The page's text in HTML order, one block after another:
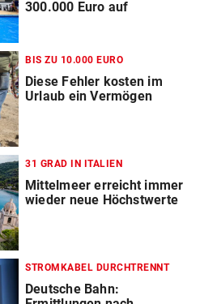
300.000 Euro auf
BIS ZU 10.000 EURO
Diese Fehler kosten im
Urlaub ein Vermögen
31 GRAD IN ITALIEN
Mittelmeer erreicht immer
wieder neue Höchstwerte
STROMKABEL DURCHTRENNT
Deutsche Bahn: